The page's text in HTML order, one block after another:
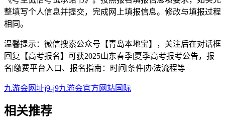
整填写个人信息并提交，完成网上填报信息。修改与填报过程
相同。
温馨提示：微信搜索公众号【青岛本地宝】，关注后在对话框
回复【高考报名】可获2025山东春季|夏季高考报考公告，报
名|缴费平台入口、报名指南：时间|条件|办法流程等
九游会网址j9-j9九游会官方网站国际
相关推荐